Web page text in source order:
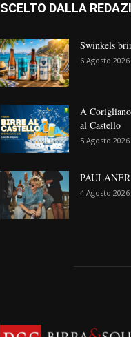
SCELTO DALLA
Swinkels
6 Agosto 2026
A
al Castello
5 Agosto 2026
4 Agosto 2026